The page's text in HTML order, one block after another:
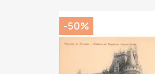
-50%